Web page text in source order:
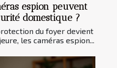
espion peuvent
domestique ?
du foyer devient
les caméras espion...